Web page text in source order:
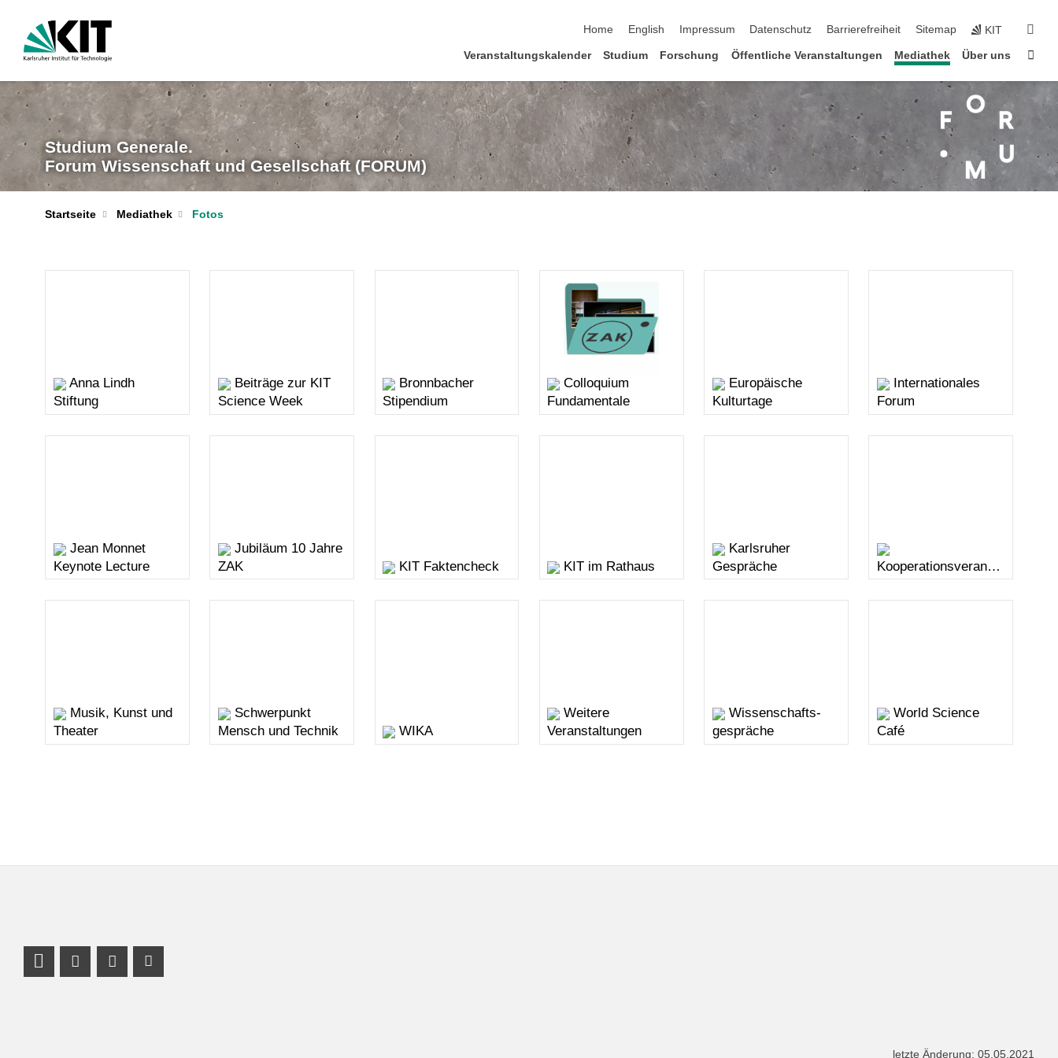
Home
English Impressum Datenschutz Barrierefreiheit Sitemap KIT
Veranstaltungskalender Studium Forschung Öffentliche Veranstaltungen Mediathek Über uns
Studium Generale.
Forum Wissenschaft und Gesellschaft (FORUM)
Startseite Mediathek Fotos
Anna Lindh
Stiftung
Beiträge zur KIT
Science Week
Bronnbacher
Stipendium
Colloquium
Fundamentale
Europäische
Kulturtage
Internationales
Forum
Jean Monnet
Keynote Lecture
Jubiläum 10 Jahre
ZAK
KIT Faktencheck KIT im Rathaus
Karlsruher
Gespräche
Kooperationsveranst
altungen
Musik, Kunst und
Theater
Schwerpunkt
Mensch und Technik
WIKA
Weitere
Veranstaltungen
Wissenschafts-
gespräche
World Science
Café
Profil Mastodon
Instagram Profil
Facebook Profil
Youtube Profil
letzte Änderung: 05.05.2021